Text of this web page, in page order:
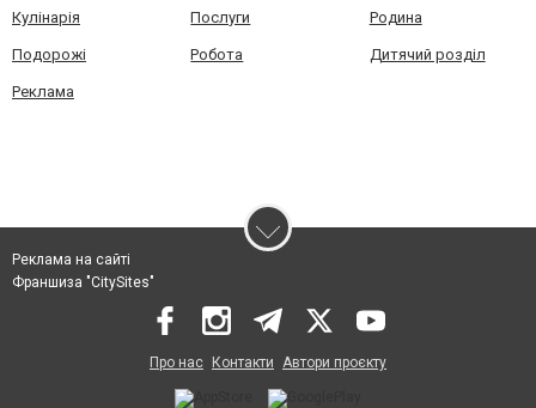
Кулінарія Послуги Родина
Подорожі Робота Дитячий розділ
Реклама
Реклама на сайті
Франшиза "CitySites"
Про нас Контакти Автори проєкту